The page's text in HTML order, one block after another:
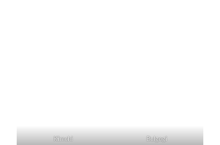
Kimchi Bulgogi